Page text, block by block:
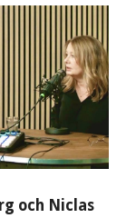
och Niclas